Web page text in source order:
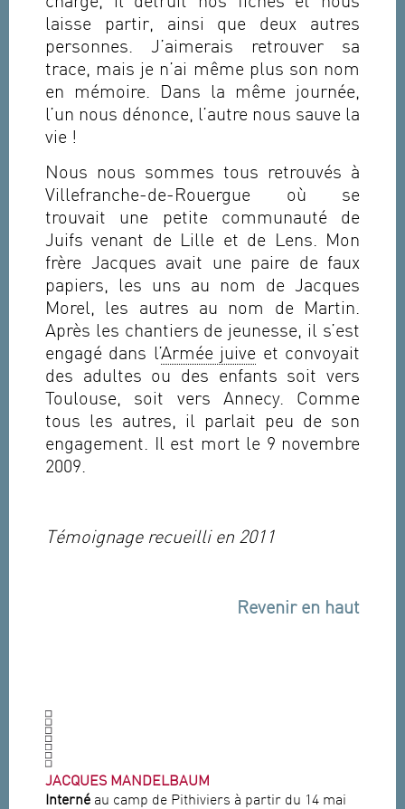
laisse partir, ainsi que deux autres
personnes. J’aimerais retrouver sa
trace, mais je n’ai même plus son nom
en mémoire. Dans la même journée,
l’un nous dénonce, l’autre nous sauve la
vie !
Nous nous sommes tous retrouvés à
Villefranche-de-Rouergue où se
trouvait une petite communauté de
Juifs venant de Lille et de Lens. Mon
frère Jacques avait une paire de faux
papiers, les uns au nom de Jacques
Morel, les autres au nom de Martin.
Après les chantiers de jeunesse, il s’est
engagé dans l’Armée juive et convoyait
des adultes ou des enfants soit vers
Toulouse, soit vers Annecy. Comme
tous les autres, il parlait peu de son
engagement. Il est mort le 9 novembre
2009.
Témoignage recueilli en 2011
Revenir en haut
JACQUES MANDELBAUM
Interné au camp de Pithiviers à partir du 14 mai